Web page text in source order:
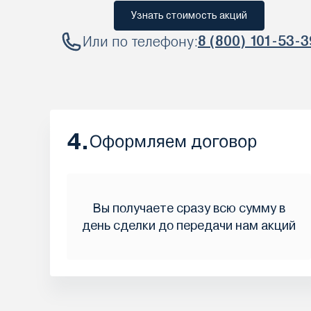
Узнать стоимость акций
Или по телефону:8 (800) 101-53-
4.Оформляем договор
Вы получаете сразу всю сумму в
день сделки до передачи нам акций